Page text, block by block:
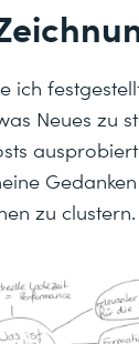
ich
Neues zu
zu